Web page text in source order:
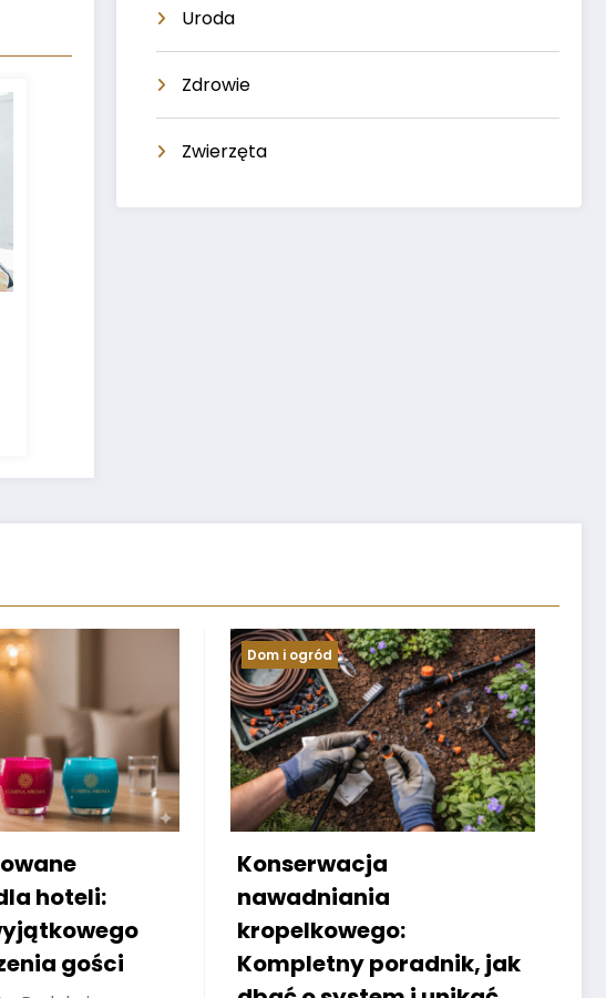
Uroda
Zdrowie
Zwierzęta
poradnik, jak
Informacje
Herbaty na prezent
świąteczny i sklep
Ahmad Tea – elegancki
sposób na aromatyczny